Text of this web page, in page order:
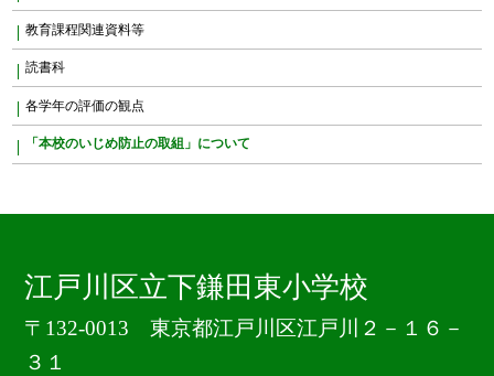
教育課程関連資料等
読書科
各学年の評価の観点
「本校のいじめ防止の取組」について
江戸川区立下鎌田東小学校
〒132-0013 東京都江戸川区江戸川２－１６－
３１